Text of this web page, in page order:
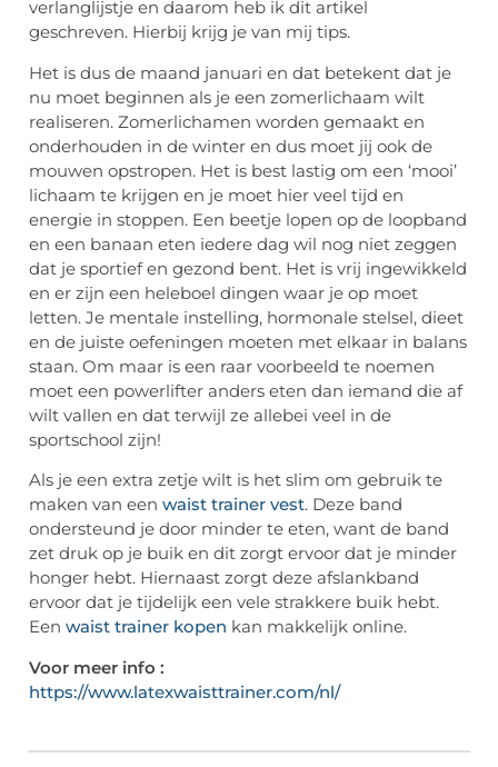
verlanglijstje en daarom heb ik dit artikel
geschreven. Hierbij krijg je van mij tips.
Het is dus de maand januari en dat betekent dat je
nu moet beginnen als je een zomerlichaam wilt
realiseren. Zomerlichamen worden gemaakt en
onderhouden in de winter en dus moet jij ook de
mouwen opstropen. Het is best lastig om een ‘mooi’
lichaam te krijgen en je moet hier veel tijd en
energie in stoppen. Een beetje lopen op de loopband
en een banaan eten iedere dag wil nog niet zeggen
dat je sportief en gezond bent. Het is vrij ingewikkeld
en er zijn een heleboel dingen waar je op moet
letten. Je mentale instelling, hormonale stelsel, dieet
en de juiste oefeningen moeten met elkaar in balans
staan. Om maar is een raar voorbeeld te noemen
moet een powerlifter anders eten dan iemand die af
wilt vallen en dat terwijl ze allebei veel in de
sportschool zijn!
Als je een extra zetje wilt is het slim om gebruik te
maken van een waist trainer vest. Deze band
ondersteund je door minder te eten, want de band
zet druk op je buik en dit zorgt ervoor dat je minder
honger hebt. Hiernaast zorgt deze afslankband
ervoor dat je tijdelijk een vele strakkere buik hebt.
Een waist trainer kopen kan makkelijk online.
Voor meer info :
https://www.latexwaisttrainer.com/nl/